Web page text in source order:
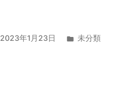
2023年1月23日
カ
未分類